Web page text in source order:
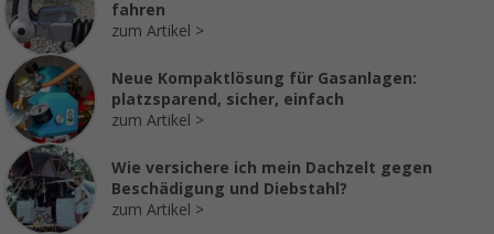
fahren
zum Artikel
Neue Kompaktlösung für Gasanlagen:
platzsparend, sicher, einfach
zum Artikel
Wie versichere ich mein Dachzelt gegen
Beschädigung und Diebstahl?
zum Artikel